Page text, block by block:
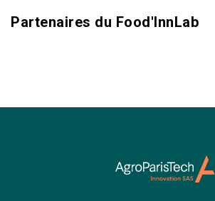
Partenaires du Food'InnLab